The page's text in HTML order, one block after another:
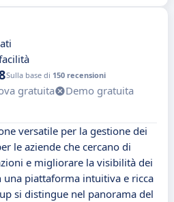
Sulla base di 150 recensioni
gratuita
Demo gratuita
versatile per la gestione dei
le aziende che cercano di
e migliorare la visibilità dei
piattaforma intuitiva e ricca
si distingue nel panorama del